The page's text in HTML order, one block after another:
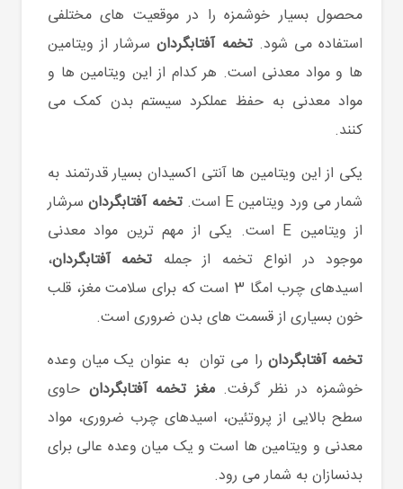
محصول بسیار خوشمزه را در موقعیت های مختلفی
استفاده می شود.تخمه آفتابگردانسرشار از ویتامین
ها و مواد معدنی است. هر کدام از این ویتامین ها و
مواد معدنی به حفظ عملکرد سیستم بدن کمک می
کنند.
یکی از این ویتامین ها آنتی اکسیدان بسیار قدرتمند به
شمار می ورد ویتامین E است.
تخمه آفتابگردان سرشار
از ویتامین E است. یکی از مهم ترین مواد معدنی
موجود در انواع تخمه از جمله تخمه آفتابگردان،
اسیدهای چرب امگا 3 است که برای سلامت مغز، قلب
خون بسیاری از قسمت های بدن ضروری است.
تخمه آفتابگردان را می توان به عنوان یک میان وعده
خوشمزه در نظر گرفت.مغز تخمه آفتابگردان حاوی
سطح بالایی از پروتئین، اسیدهای چرب ضروری، مواد
معدنی و ویتامین ها است و یک میان وعده عالی برای
بدنسازان به شمار می رود.